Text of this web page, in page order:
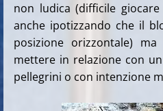
non ludica (difficile
anche ipotizzando che il
posizione orizzontale)
mettere in relazione con
pellegrini o con intenzione